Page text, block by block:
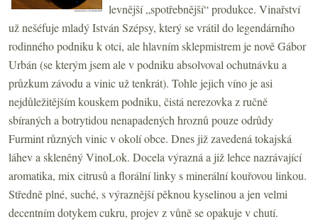
levnější „spotřebnější“ produkce. Vinařství
už nešéfuje mladý István Szépsy, který se vrátil do legendárního
rodinného podniku k otci, ale hlavním sklepmistrem je nově Gábor
Urbán (se kterým jsem ale v podniku absolvoval ochutnávku a
průzkum závodu a vinic už tenkrát). Tohle jejich víno je asi
nejdůležitějším kouskem podniku, čistá nerezovka z ručně
sbíraných a botrytidou nenapadených hroznů pouze odrůdy
Furmint různých vinic v okolí obce. Dnes již zavedená tokajská
láhev a skleněný VinoLok. Docela výrazná a již lehce nazrávající
aromatika, mix citrusů a florální linky s minerální kouřovou linkou.
Středně plné, suché, s výraznější pěknou kyselinou a jen velmi
decentním dotykem cukru, projev z vůně se opakuje v chutí.